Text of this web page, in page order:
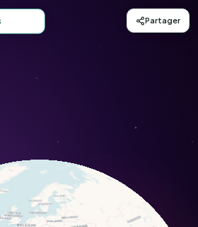
Calochortus ambiguus
Partager